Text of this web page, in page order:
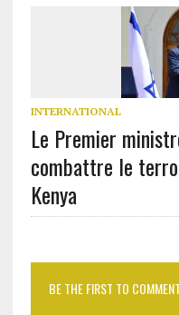
INTERNATIONAL
Le Premier
combattre le
Kenya
BE THE FIRST TO COMMENT